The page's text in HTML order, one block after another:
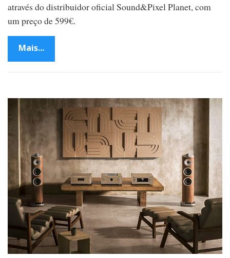
através do distribuidor oficial Sound&Pixel Planet, com
um preço de 599€.
Mais...